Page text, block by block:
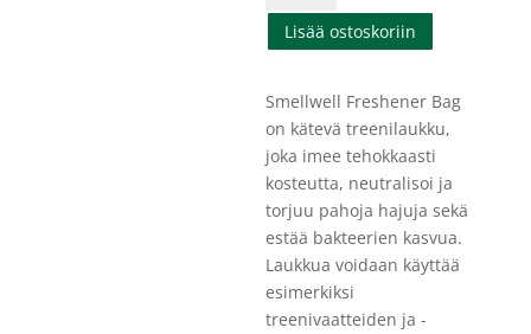
Freshener
Bag
-
Tiimituote
määrä
Lisää ostoskoriin
Smellwell Freshener Bag
on kätevä treenilaukku,
joka imee tehokkaasti
kosteutta, neutralisoi ja
torjuu pahoja hajuja sekä
estää bakteerien kasvua.
Laukkua voidaan käyttää
esimerkiksi
treenivaatteiden ja -